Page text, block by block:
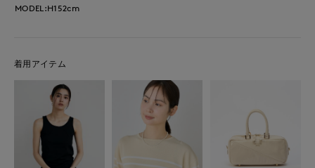
MODEL:H152cm
着用アイテム